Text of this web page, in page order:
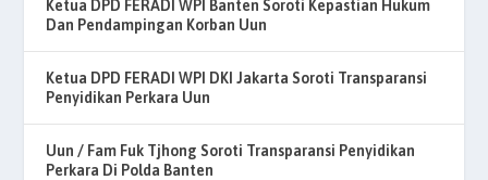
Ketua DPD FERADI WPI Banten Soroti Kepastian Hukum
Dan Pendampingan Korban Uun
Ketua DPD FERADI WPI DKI Jakarta Soroti Transparansi
Penyidikan Perkara Uun
Uun / Fam Fuk Tjhong Soroti Transparansi Penyidikan
Perkara Di Polda Banten